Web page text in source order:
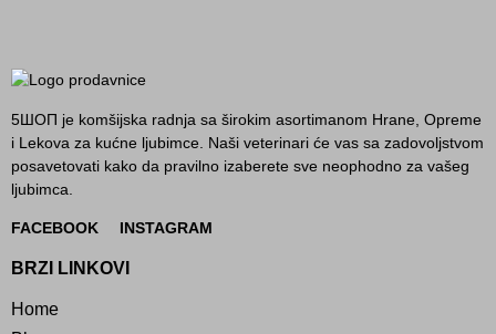
5ШОП je komšijska radnja sa širokim asortimanom Hrane, Opreme
i Lekova za kućne ljubimce. Naši veterinari će vas sa zadovoljstvom
posavetovati kako da pravilno izaberete sve neophodno za vašeg
ljubimca.
FACEBOOK INSTAGRAM
BRZI LINKOVI
Home